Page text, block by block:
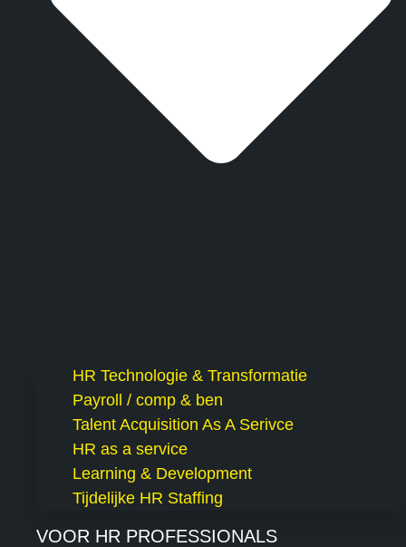
HR Technologie & Transformatie
Payroll / comp & ben
Talent Acquisition As A Serivce
HR as a service
Learning & Development
Tijdelijke HR Staffing
VOOR HR PROFESSIONALS